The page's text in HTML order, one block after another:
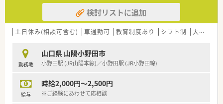
【法人特徴について】
■山口県を中心に30店舗以上を展開し、地域社会への貢献を重
視する安定経営の企業です。
に積極的に取り組んでいます。
■有給休暇取得率は90％以上、育休復帰率は100％と、働きやす
さが数字にも表れています。
検討リストに追加
土日休み(相談可含む) 車通勤可 教育制度あり シフト制 大手チェーン以外
勤務地
山口県 山陽小野田市
小野田駅 (JR山陽本線)／小野田駅 (JR小野田線)
給与
時給2,000円～2,500円
※ご経験にあわせて応相談